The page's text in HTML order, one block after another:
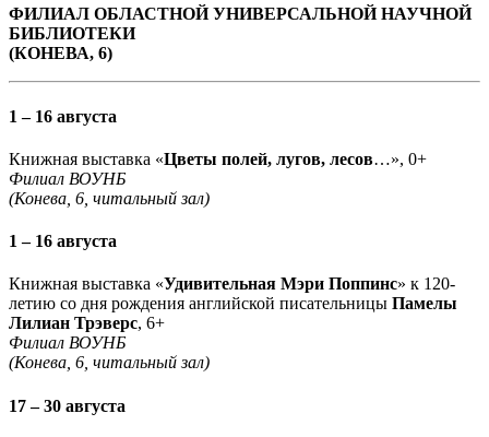
ФИЛИАЛ ОБЛАСТНОЙ УНИВЕРСАЛЬНОЙ НАУЧНОЙ
БИБЛИОТЕКИ
(КОНЕВА, 6)
1 – 16 августа
Книжная выставка «Цветы полей, лугов, лесов…», 0+
Филиал ВОУНБ
(Конева, 6, читальный зал)
1 – 16 августа
Книжная выставка «Удивительная Мэри Поппинс» к 120-
летию со дня рождения английской писательницы Памелы
Лилиан Трэверс, 6+
Филиал ВОУНБ
(Конева, 6, читальный зал)
17 – 30 августа